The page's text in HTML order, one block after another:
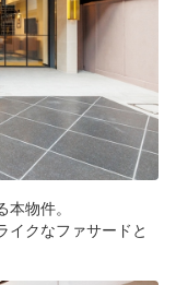
物件。
イクなファサードと